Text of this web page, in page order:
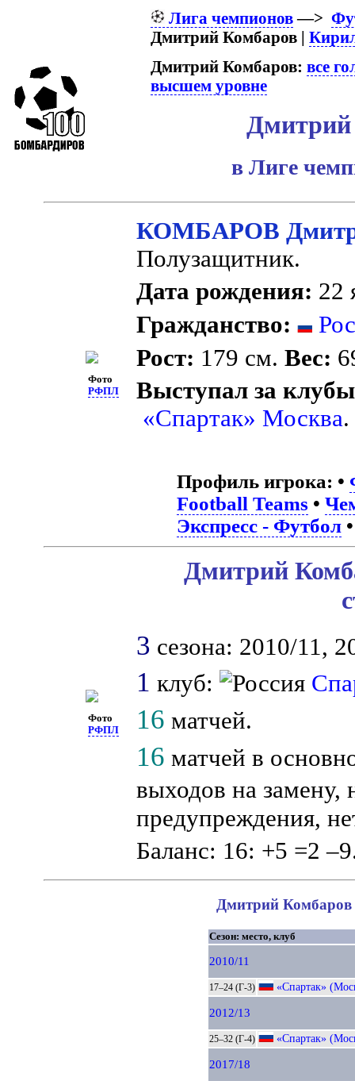
Лига чемпионов—>
Дмитрий Комбаров |
Дмитрий Комбаров:все
высшем уровне
Дмитрий
в Лиге
Фото
РФПЛ
КОМБАРОВ
Полузащитник.
Дата рождения: 22
Гражданство:
Рост: 179 см.Вес:
Выступал за
«Спартак» Москва.
Профиль игрока: •
Football Teams •
Экспресс - Футбол
Фото
РФПЛ
Дмитрий
3 сезона: 2010/11,
1 клуб:
16 матчей.
16 матчей в
выходов на замену,
предупреждения,
Баланс: 16: +5 =2
Дмитрий Комбаров
Сезон: место, клуб
2010/11
17–24 (Г-3) «Спартак»
2012/13
25–32 (Г-4) «Спартак»
2017/18